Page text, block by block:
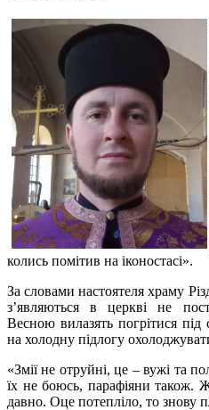
колись помітив на іконостасі».
За словами настоятеля храму
з’являються в церкві не
Весною вилазять погрітися під
на холодну підлогу
«Змії не отруйні, це – вужі та
їх не боюсь, парафіяни також.
давно. Оце потепліло, то знову